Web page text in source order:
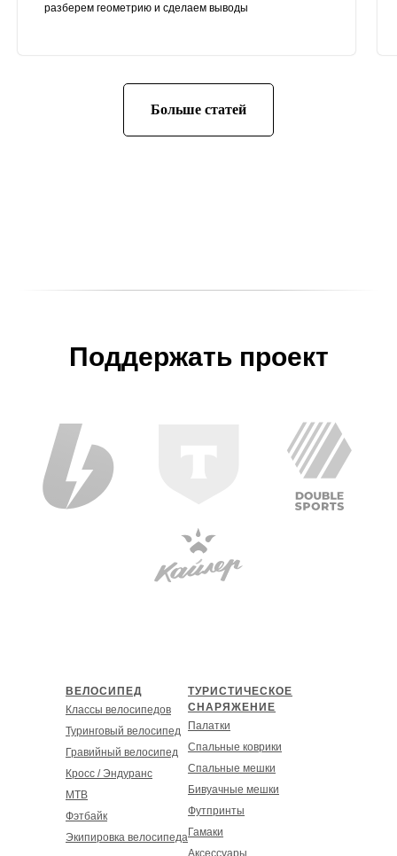
разберем геометрию и сделаем выводы
Больше статей
Поддержать проект
ВЕЛОСИПЕД
Классы велосипедов
Туринговый велосипед
Гравийный велосипед
Кросс / Эндуранс
MTB
Фэтбайк
Экипировка велосипеда
ТУРИСТИЧЕСКОЕ
СНАРЯЖЕНИЕ
Палатки
Спальные коврики
Спальные мешки
Бивуачные мешки
Футпринты
Гамаки
Аксессуары